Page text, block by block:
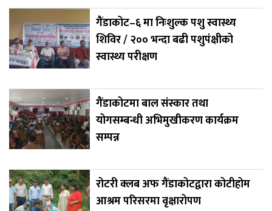
गैंडाकोट–६ मा निःशुल्क पशु स्वास्थ्य
शिविर / २०० भन्दा बढी पशुपंक्षीको
स्वास्थ्य परीक्षण
गैंडाकोटमा बाल संस्कार तथा
योगसम्बन्धी अभिमुखीकरण कार्यक्रम
सम्पन्न
रोटरी क्लब अफ गैंडाकोटद्वारा कोटीहोम
आश्रम परिसरमा वृक्षारोपण